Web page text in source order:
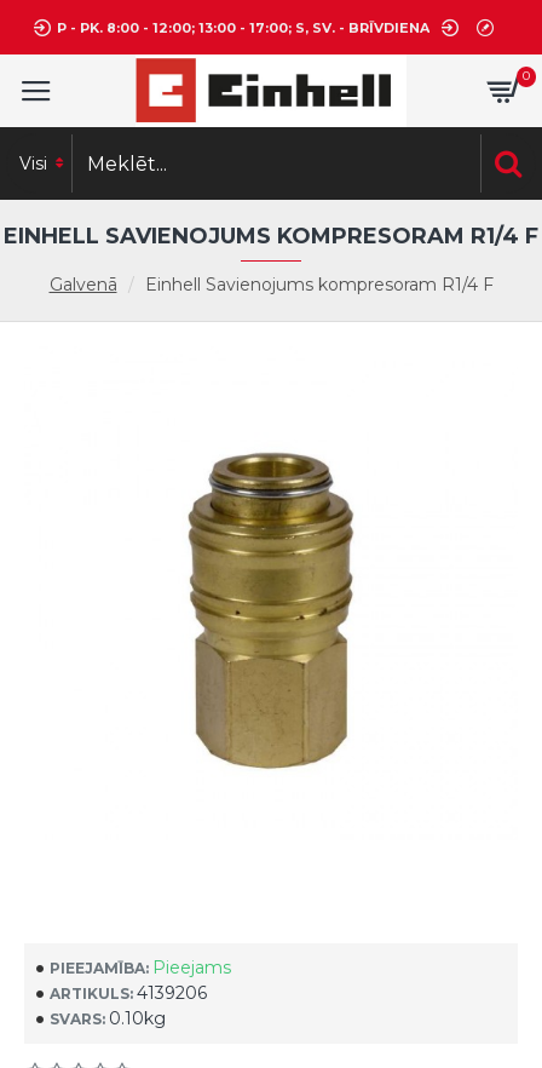
P - PK. 8:00 - 12:00; 13:00 - 17:00; S, SV. - BRĪVDIENA
0
Visi
Galvenā Einhell Savienojums kompresoram R1/4 F
EINHELL SAVIENOJUMS KOMPRESORAM R1/4 F
PIEEJAMĪBA: Pieejams
ARTIKULS: 4139206
SVARS: 0.10kg